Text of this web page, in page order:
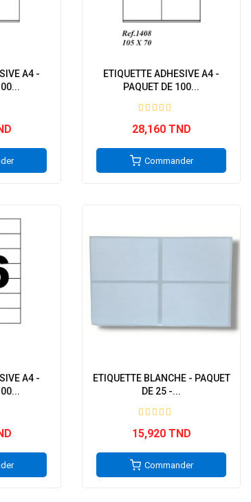
A4 -
ETIQUETTE ADHESIVE A4 -
PAQUET DE 100...
28,160 TND
Commander
A4 -
ETIQUETTE BLANCHE - PAQUET
DE 25 -...
15,920 TND
Commander